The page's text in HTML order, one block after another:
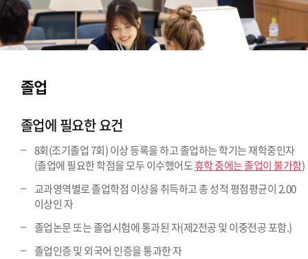
졸업
졸업에 필요한 요건
8회(조기졸업 7회) 이상 등록을 하고 졸업하는 학기는 재학중인자
(졸업에 필요한 학점을 모두 이수했어도휴학 중에는 졸업이 불가함)
교과영역별로 졸업학점 이상을 취득하고 총 성적 평점평균이 2.00
이상인 자
졸업논문 또는 졸업시험에 통과된 자(제2전공 및 이중전공 포함.)
졸업인증 및 외국어 인증을 통과한 자